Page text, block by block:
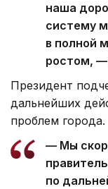
наша
систему
в полной
ростом, —
Президент
дальнейших
проблем города.
— Мы
по